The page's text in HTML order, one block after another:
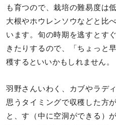
も育つので、栽培の難易度は
大根やホウレンソウなどと比
います。旬の時期を逃すとす
きたりするので、「ちょっと
穫するといいかもしれません。
羽野さんいわく、カブやラデ
思うタイミングで収穫した方
と、す（中に空洞ができる）